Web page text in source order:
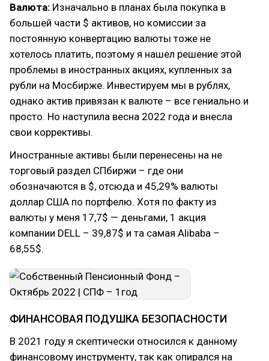
Валюта: Изначально в планах была покупка в
большей части $ активов, но комиссии за
постоянную конвертацию валюты тоже не
хотелось платить, поэтому я нашел решение этой
проблемы в иностранных акциях, купленных за
рубли на Мосбирже. Инвестируем мы в рублях,
однако актив привязан к валюте – все гениально и
просто. Но наступила весна 2022 года и внесла
свои коррективы.
Иностранные активы были перенесены на не
торговый раздел СПбиржи – где они
обозначаются в $, отсюда и 45,29% валюты
доллар США по портфелю. Хотя по факту из
валюты у меня 17,7$ — деньгами, 1 акция
компании DELL – 39,87$ и та самая Alibaba –
68,55$.
ФИНАНСОВАЯ ПОДУШКА БЕЗОПАСНОСТИ
В 2021 году я скептически относился к данному
финансовому инструменту, так как опирался на